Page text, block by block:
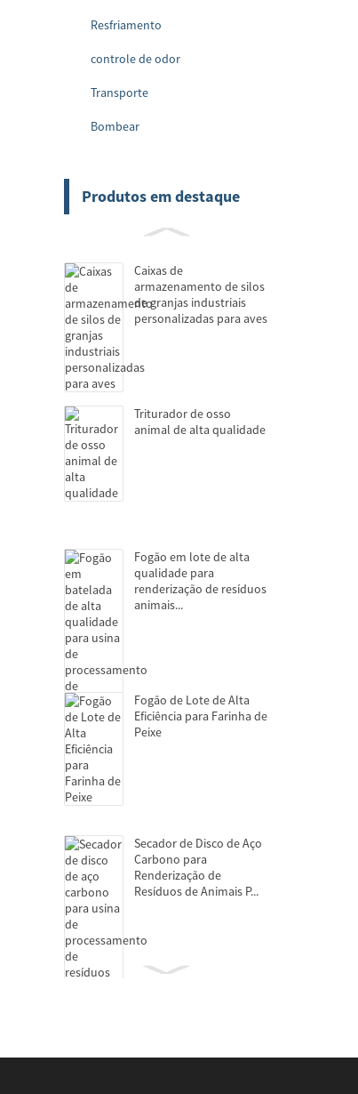
Resfriamento
controle de odor
Transporte
Bombear
Produtos em destaque
Caixas de
armazenamento de silos
de granjas industriais
personalizadas para aves
Triturador de osso
animal de alta qualidade
Fogão em lote de alta
qualidade para
renderização de resíduos
animais...
Fogão de Lote de Alta
Eficiência para Farinha de
Peixe
Secador de Disco de Aço
Carbono para
Renderização de
Resíduos de Animais P...